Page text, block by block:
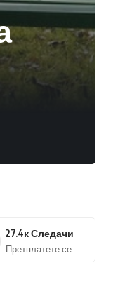
27.4кСледачи
Претплатете се